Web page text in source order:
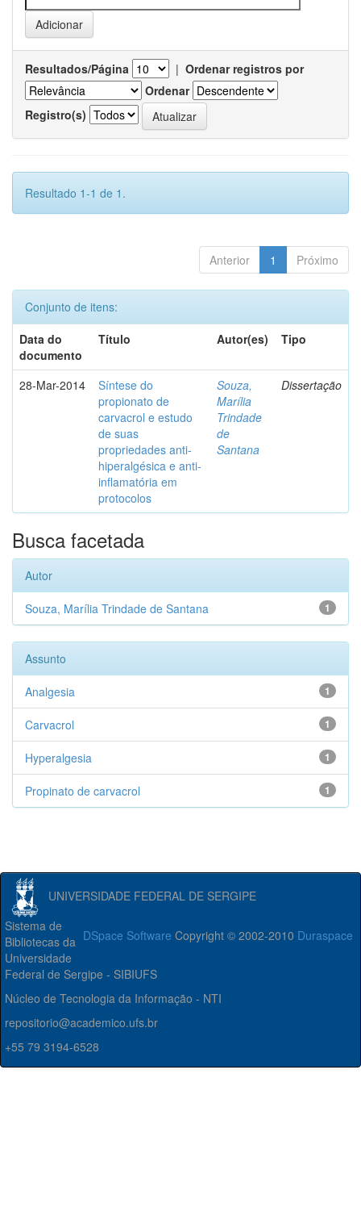
Resultados/Página | Ordenar registros por
Ordenar
Registro(s)
Resultado 1-1 de 1.
Anterior 1 Próximo
Conjunto de itens:
Data do
documento
Título Autor(es) Tipo
28-Mar-2014
Síntese do
propionato de
carvacrol e estudo
de suas
propriedades anti-
hiperalgésica e anti-
inflamatória em
protocolos
Souza,
Marília
Trindade
de
Santana
Dissertação
Busca facetada
Autor
1
Souza, Marília Trindade de Santana
Assunto
1
Analgesia
1
Carvacrol
1
Hyperalgesia
1
Propinato de carvacrol
UNIVERSIDADE FEDERAL DE SERGIPE
DSpace Software Copyright © 2002-2010 Duraspace
Sistema de
Bibliotecas da
Universidade
Federal de Sergipe - SIBIUFS
Núcleo de Tecnologia da Informação - NTI
repositorio@academico.ufs.br
+55 79 3194-6528